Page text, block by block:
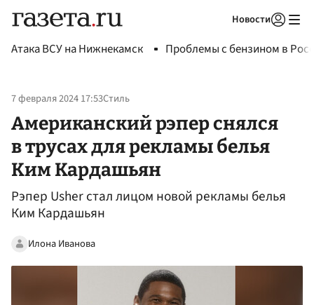
Новости
Атака ВСУ на Нижнекамск Проблемы с бензином в
7 февраля 2024 17:53Стиль
Американский рэпер снялся
в трусах для рекламы белья
Ким Кардашьян
Рэпер Usher стал лицом новой рекламы белья
Ким Кардашьян
Илона Иванова